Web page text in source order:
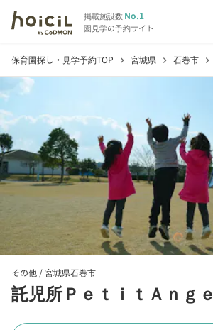
掲載施設数No.1
園見学の予約サイト
保育園探し・見学予約TOP chevron_right 宮城県 chevron_right 石巻市 chevron_right
その他 /宮城県石巻市
託児所ＰｅｔｉｔＡｎｇｅ